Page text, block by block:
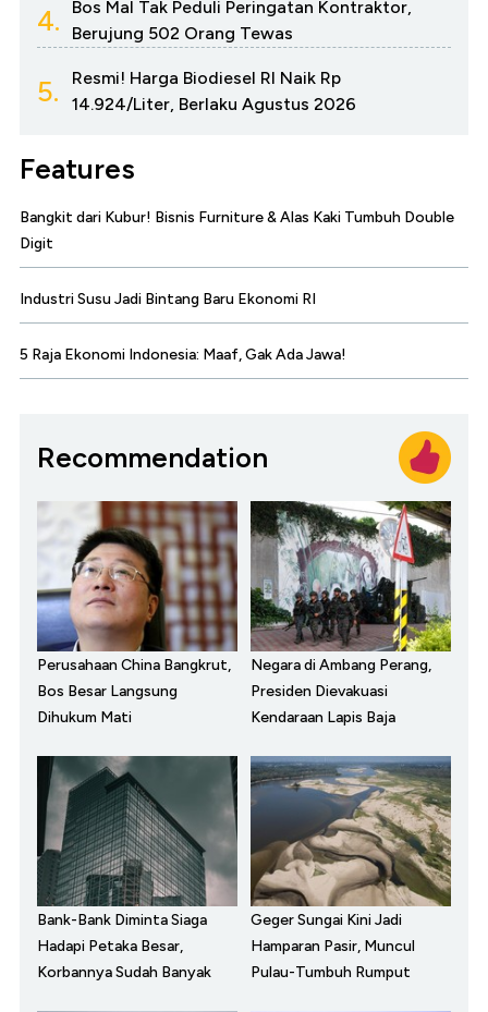
4.
Bos Mal Tak Peduli Peringatan Kontraktor,
Berujung 502 Orang Tewas
5.
Resmi! Harga Biodiesel RI Naik Rp
14.924/Liter, Berlaku Agustus 2026
Features
Bangkit dari Kubur! Bisnis Furniture & Alas Kaki Tumbuh Double
Digit
Industri Susu Jadi Bintang Baru Ekonomi RI
5 Raja Ekonomi Indonesia: Maaf, Gak Ada Jawa!
Recommendation
Perusahaan China Bangkrut,
Bos Besar Langsung
Dihukum Mati
Negara di Ambang Perang,
Presiden Dievakuasi
Kendaraan Lapis Baja
Bank-Bank Diminta Siaga
Hadapi Petaka Besar,
Korbannya Sudah Banyak
Geger Sungai Kini Jadi
Hamparan Pasir, Muncul
Pulau-Tumbuh Rumput